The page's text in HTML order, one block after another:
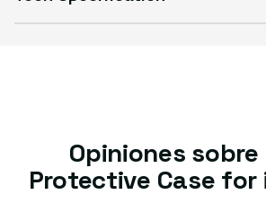
Opiniones sobre
Protective Case for